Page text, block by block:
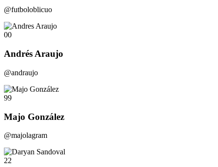
@futboloblicuo
00
Andrés Araujo
@andraujo
99
Majo González
@majolagram
22